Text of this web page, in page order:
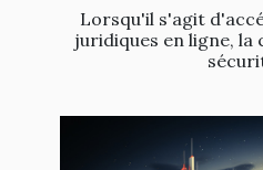
Lorsqu'il s'agit
juridiques en ligne,